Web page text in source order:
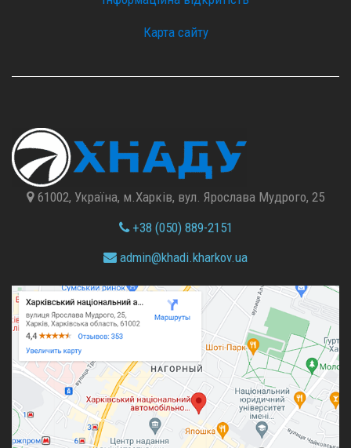
Карта сайту
61002, Україна, м.Харків, вул. Ярослава Мудрого, 25
+38 (050) 889-2151
admin@khadi.kharkov.ua